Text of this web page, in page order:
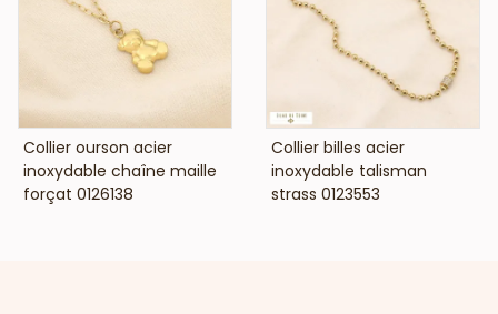
VOIR LE PRIX
Collier ourson acier
inoxydable chaîne maille
forçat 0126138
VOIR LE PRIX
Collier billes acier
inoxydable talisman
strass 0123553